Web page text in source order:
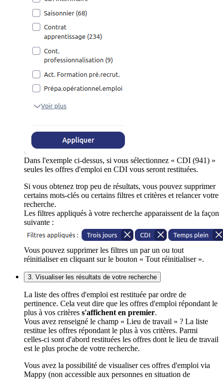
Dans l'exemple ci-dessus, si vous sélectionnez « CDI (941) »
seules les offres d'emploi en CDI vous seront restituées.
Si vous obtenez trop peu de résultats, vous pouvez supprimer
certains mots-clés ou certains filtres et critères et relancer votre
recherche.
Les filtres appliqués à votre recherche apparaissent de la façon
suivante :
Vous pouvez supprimer les filtres un par un ou tout
réinitialiser en cliquant sur le bouton « Tout réinitialiser ».
3. Visualiser les résultats de votre recherche
La liste des offres d'emploi est restituée par ordre de
pertinence. Cela veut dire que les offres d'emploi répondant le
plus à vos critères s'affichent en premier.
Vous avez renseigné le champ « Lieu de travail » ? La liste
restitue les offres répondant le plus à vos critères. Parmi
celles-ci sont d'abord restituées les offres dont le lieu de travail
est le plus proche de votre recherche.
Vous avez la possibilité de visualiser ces offres d'emploi via
Mappy (non accessible aux personnes en situation de